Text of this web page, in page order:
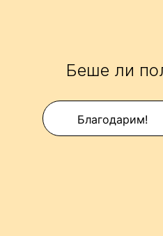
Беше ли
Благодарим!